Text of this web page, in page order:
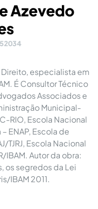
Azevedo
especialista em
É Consultor Técnico
Associados e
Municipal-
RIO, Escola Nacional
ENAP, Escola de
TJRJ, Escola Nacional
IBAM. Autor da obra:
os segredos da Lei
IBAM 2011.